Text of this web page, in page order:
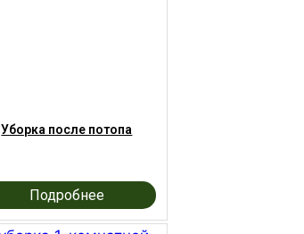
Уборка после потопа
Подробнее